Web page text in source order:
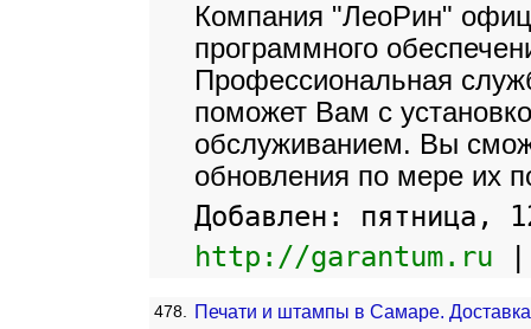
Компания "ЛеоРин"
программного
Профессиональная
поможет Вам с
обслуживанием. Вы
обновления по мере их
Добавлен: пятница,
http://garantum.ru
478. Печати и штампы в Самаре. Доставка